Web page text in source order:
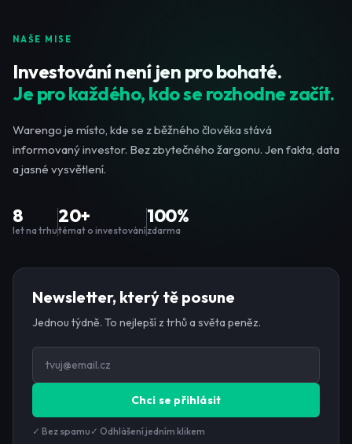
NAŠE MISE
Investování není jen pro bohaté.
Je pro každého, kdo se rozhodne začít.
Warengo je místo, kde se z běžného člověka stává
informovaný investor. Bez zbytečného žargonu. Jen fakta, data
a jasné vysvětlení.
8
let na trhu
20+
témat o investování
100%
zdarma
Newsletter, který tě posune
Jednou týdně. To nejlepší z trhů a světa peněz.
Chci se přihlásit
✓ Bez spamu ✓ Odhlášení jedním klikem